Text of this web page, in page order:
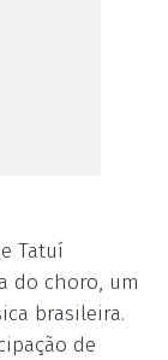
Tatuí
do choro, um
brasileira.
de